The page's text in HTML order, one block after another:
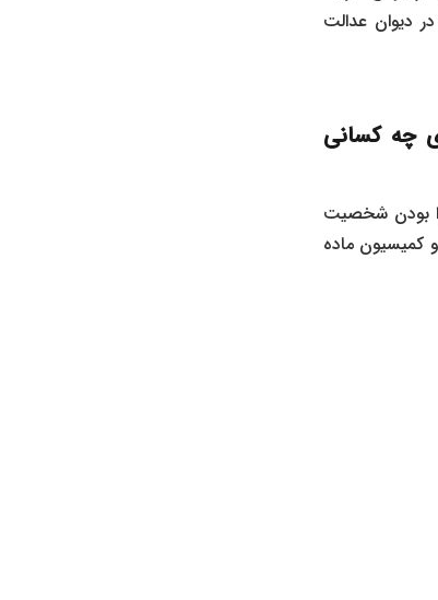
مستقل نسبت به نقض رای کمیسیون ماده 100 شهرداری در دیوان عدالت
عدالت اداری چه کسانی
بودن شخصیت
منطقه و کمیسیون ماده